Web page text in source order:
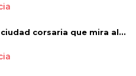
corsaria que mira al...